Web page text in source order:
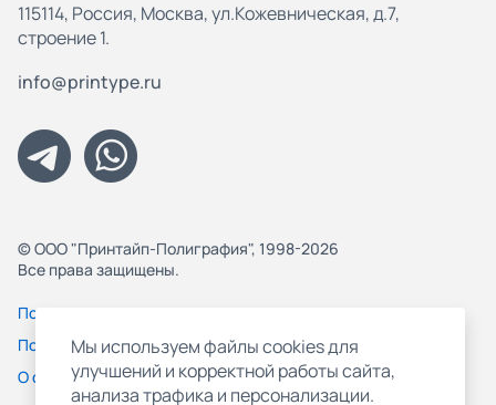
115114, Россия, Москва, ул.Кожевническая, д.7,
строение 1.
info@printype.ru
© ООО "Принтайп-Полиграфия", 1998-2026
Все права защищены.
Политика конфиденциальности
Пользовательское соглашение
О файлах Cookie
Мы используем файлы cookies для
улучшений и корректной работы сайта,
анализа трафика и персонализации.